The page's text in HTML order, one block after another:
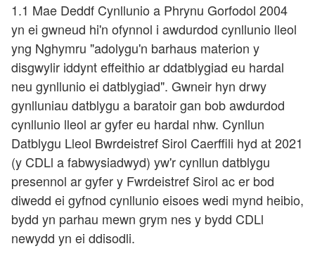
1.1 Mae Deddf Cynllunio a Phrynu Gorfodol 2004
yn ei gwneud hi'n ofynnol i awdurdod cynllunio lleol
yng Nghymru "adolygu'n barhaus materion y
disgwylir iddynt effeithio ar ddatblygiad eu hardal
neu gynllunio ei datblygiad". Gwneir hyn drwy
gynlluniau datblygu a baratoir gan bob awdurdod
cynllunio lleol ar gyfer eu hardal nhw. Cynllun
Datblygu Lleol Bwrdeistref Sirol Caerffili hyd at 2021
(y CDLl a fabwysiadwyd) yw'r cynllun datblygu
presennol ar gyfer y Fwrdeistref Sirol ac er bod
diwedd ei gyfnod cynllunio eisoes wedi mynd heibio,
bydd yn parhau mewn grym nes y bydd CDLl
newydd yn ei ddisodli.